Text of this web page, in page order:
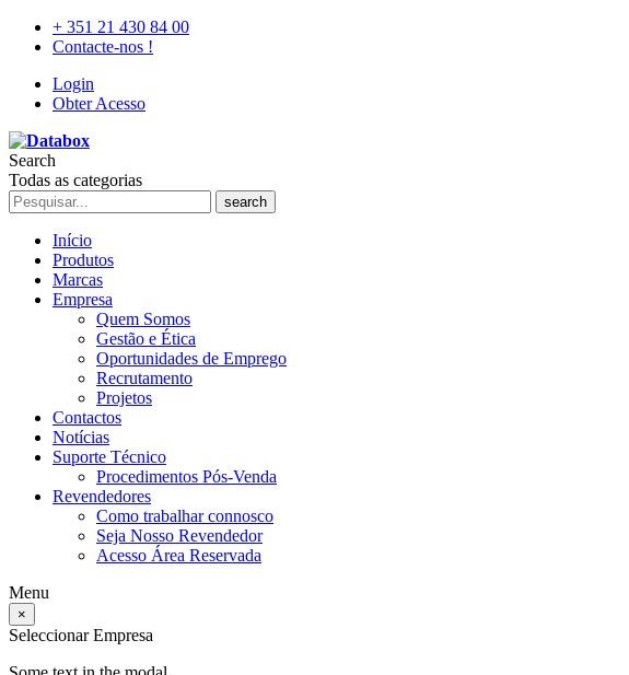
+ 351 21 430 84 00
Contacte-nos !
Login
Obter Acesso
Search
Todas as categorias
search
Início
Produtos
Marcas
Empresa
Quem Somos
Gestão e Ética
Oportunidades de Emprego
Recrutamento
Projetos
Contactos
Notícias
Suporte Técnico
Procedimentos Pós-Venda
Revendedores
Como trabalhar connosco
Seja Nosso Revendedor
Acesso Área Reservada
Menu
×
Seleccionar Empresa